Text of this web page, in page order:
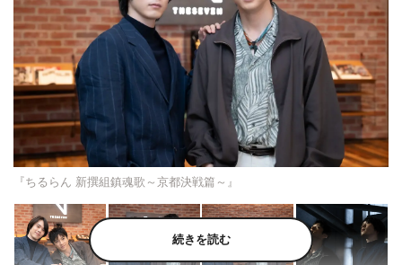
『ちるらん 新撰組鎮魂歌～京都決戦篇～』
続きを読む